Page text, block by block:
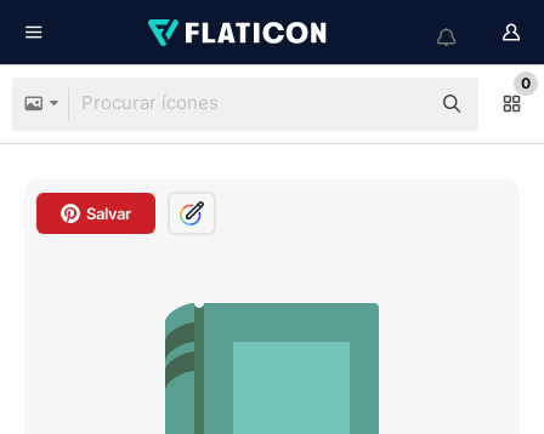
0
Salvar